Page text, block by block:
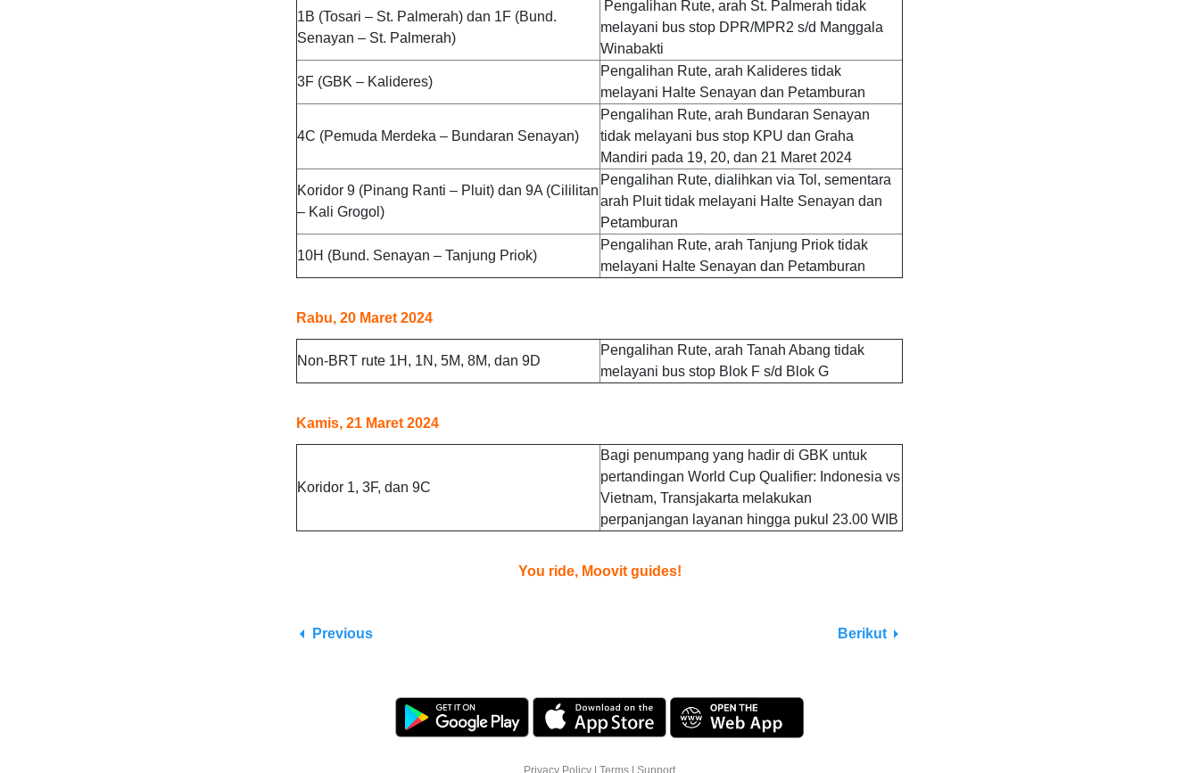
1B (Tosari – St. Palmerah) dan 1F (Bund.
Senayan – St. Palmerah)
Pengalihan Rute, arah St. Palmerah tidak
melayani bus stop DPR/MPR2 s/d Manggala
Winabakti
3F (GBK – Kalideres)
Pengalihan Rute, arah Kalideres tidak
melayani Halte Senayan dan Petamburan
4C (Pemuda Merdeka – Bundaran Senayan)
Pengalihan Rute, arah Bundaran Senayan
tidak melayani bus stop KPU dan Graha
Mandiri pada 19, 20, dan 21 Maret 2024
Koridor 9 (Pinang Ranti – Pluit) dan 9A (Cililitan
– Kali Grogol)
Pengalihan Rute, dialihkan via Tol, sementara
arah Pluit tidak melayani Halte Senayan dan
Petamburan
10H (Bund. Senayan – Tanjung Priok)
Pengalihan Rute, arah Tanjung Priok tidak
melayani Halte Senayan dan Petamburan
Rabu, 20 Maret 2024
Non-BRT rute 1H, 1N, 5M, 8M, dan 9D
Pengalihan Rute, arah Tanah Abang tidak
melayani bus stop Blok F s/d Blok G
Kamis, 21 Maret 2024
Koridor 1, 3F, dan 9C
Bagi penumpang yang hadir di GBK untuk
pertandingan World Cup Qualifier: Indonesia vs
Vietnam, Transjakarta melakukan
perpanjangan layanan hingga pukul 23.00 WIB
You ride, Moovit guides!
Previous Berikut